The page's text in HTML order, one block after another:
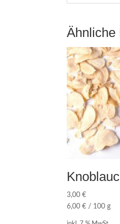
Ähnliche
3,00€
6,00€ / 100 g